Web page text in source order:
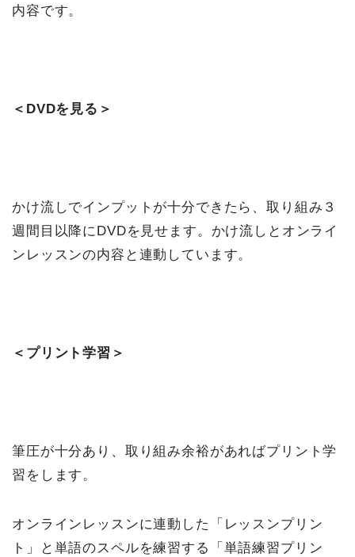
内容です。
＜DVDを見る＞
かけ流しでインプットが十分できたら、取り組み３
週間目以降にDVDを見せます。かけ流しとオンライ
ンレッスンの内容と連動しています。
＜プリント学習＞
筆圧が十分あり、取り組み余裕があればプリント学
習をします。
オンラインレッスンに連動した「レッスンプリン
ト」と単語のスペルを練習する「単語練習プリン